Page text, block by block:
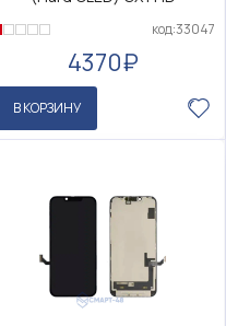
код:33047
4370₽
В КОРЗИНУ